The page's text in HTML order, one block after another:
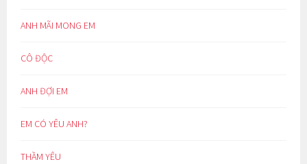
ANH MÃI MONG EM
CÔ ĐỘC
ANH ĐỢI EM
EM CÓ YÊU ANH?
THẦM YÊU